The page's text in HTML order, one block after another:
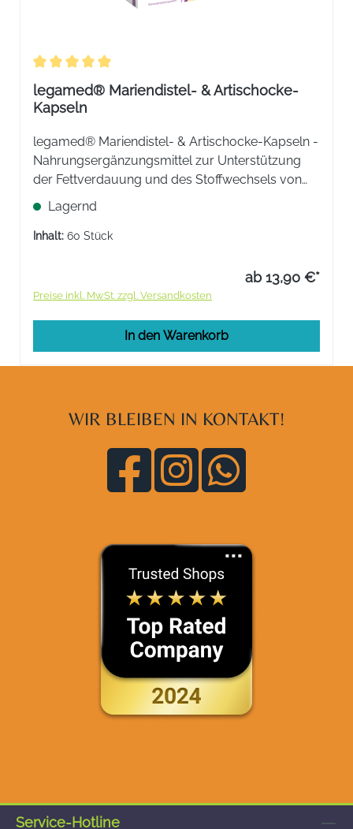
Durchschnittliche Bewertung von 5 von 5 Sternen
legamed® Mariendistel- & Artischocke-
Kapseln
legamed® Mariendistel- & Artischocke-Kapseln -
Nahrungsergänzungsmittel zur Unterstützung
der Fettverdauung und des Stoffwechsels von
Leber und Galle.
Lagernd
Inhalt: 60 Stück
ab 13,90 €*
Preise inkl. MwSt. zzgl. Versandkosten
In den Warenkorb
WIR BLEIBEN IN KONTAKT!
Service-Hotline